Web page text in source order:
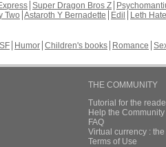
Super Dragon Bros Z
Two Astaroth Y Bernadette Edil
Leth Hate
Humor Children's books Romance
THE COMMUNITY
Tutorial for the
Help the
FAQ
Virtual currency :
Terms of Use